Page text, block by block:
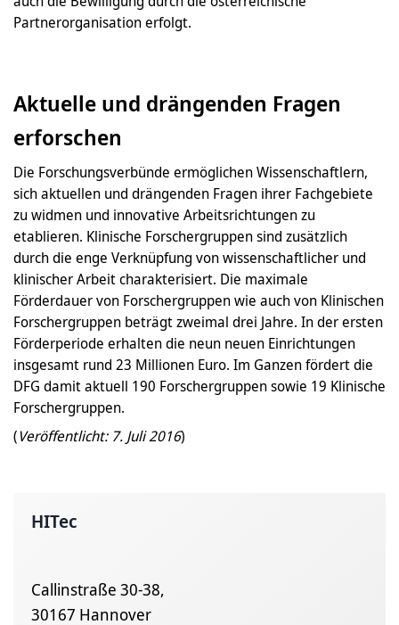
Partnerorganisation erfolgt.
Aktuelle und drängenden Fragen
erforschen
Die Forschungsverbünde ermöglichen Wissenschaftlern,
sich aktuellen und drängenden Fragen ihrer Fachgebiete
zu widmen und innovative Arbeitsrichtungen zu
etablieren. Klinische Forschergruppen sind zusätzlich
durch die enge Verknüpfung von wissenschaftlicher und
klinischer Arbeit charakterisiert. Die maximale
Förderdauer von Forschergruppen wie auch von Klinischen
Forschergruppen beträgt zweimal drei Jahre. In der ersten
Förderperiode erhalten die neun neuen Einrichtungen
insgesamt rund 23 Millionen Euro. Im Ganzen fördert die
DFG damit aktuell 190 Forschergruppen sowie 19 Klinische
Forschergruppen.
(Veröffentlicht: 7. Juli 2016)
HITec
Callinstraße 30-38,
30167 Hannover